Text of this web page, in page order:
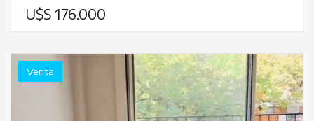
U$S 176.000
Venta